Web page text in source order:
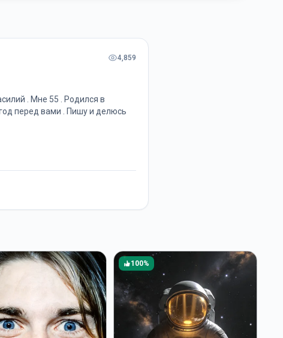
4,859
. Мне 55 . Родился в
перед вами . Пишу и делюсь
100%